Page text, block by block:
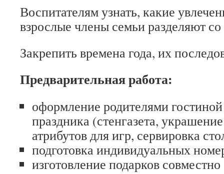
Воспитателям узнать, какие
взрослые члены семьи разделяют
Закрепить времена года, их
Предварительная работа:
оформление родителями
праздника (стенгазета,
атрибутов для игр, сервировка
подготовка индивидуальных
изготовление подарков